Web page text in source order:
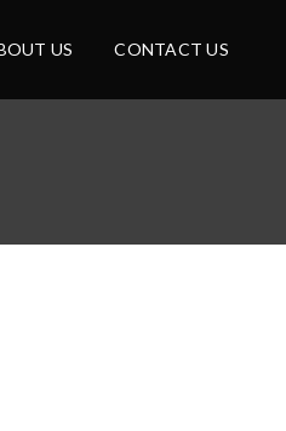
US CONTACT US